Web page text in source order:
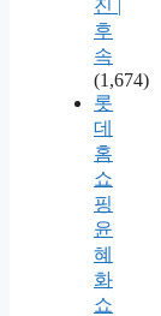
진 |
후
속
(1,674)
롯
데
홈
쇼
핑
윤
혜
화
쇼